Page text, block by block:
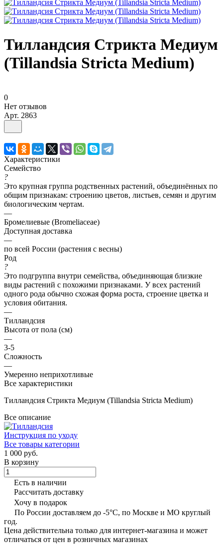
Тилландсия Стрикта Медиум
(Tillandsia Stricta Medium)
0
Нет отзывов
Арт. 2863
Характеристики
Семейство
?
Это крупная группа родственных растений, объединённых по
общим признакам: строению цветов, листьев, семян и другим
биологическим чертам.
—
Бромелиевые (Bromeliaceae)
Доступная доставка
—
по всей России (растения с весны)
Род
?
Это подгруппа внутри семейства, объединяющая близкие
виды растений с похожими признаками. У всех растений
одного рода обычно схожая форма роста, строение цветка и
условия обитания.
—
Тилландсия
Высота от пола (см)
—
3-5
Сложность
—
Умеренно неприхотливые
Все характеристики
Тилландсия Стрикта Медиум (Tillandsia Stricta Medium)
Все описание
Инструкция по уходу
Все товары категории
1 000 руб.
В корзину
Есть в наличии
Рассчитать доставку
Хочу в подарок
По России доставляем до -5°C, по Москве и МО круглый
год.
Цена действительна только для интернет-магазина и может
отличаться от цен в розничных магазинах